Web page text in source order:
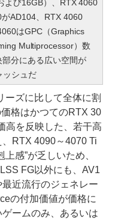
よび16GB）、RTX 4060
AD104、RTX 4060
はGPC（Graphics
Multiprocessor）数
分にある広い空間が
ッシュだ
ズに比して全体に割
格はかつてのRTX 30
高を反映した、若干高
RTX 4090～4070 Ti
感”が乏しいため、
FG以外にも、AV1
近流行のジェネレー
の付加価値が価格に
ームのみ、あるいは